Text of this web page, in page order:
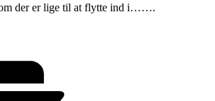
der er lige til at flytte ind i…….